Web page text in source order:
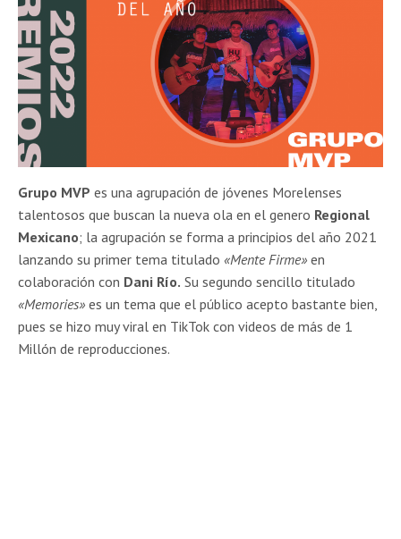
Grupo MVP es una agrupación de jóvenes Morelenses
talentosos que buscan la nueva ola en el genero Regional
Mexicano; la agrupación se forma a principios del año 2021
lanzando su primer tema titulado «Mente Firme» en
colaboración con Dani Río. Su segundo sencillo titulado
«Memories» es un tema que el público acepto bastante bien,
pues se hizo muy viral en TikTok con videos de más de 1
Millón de reproducciones.